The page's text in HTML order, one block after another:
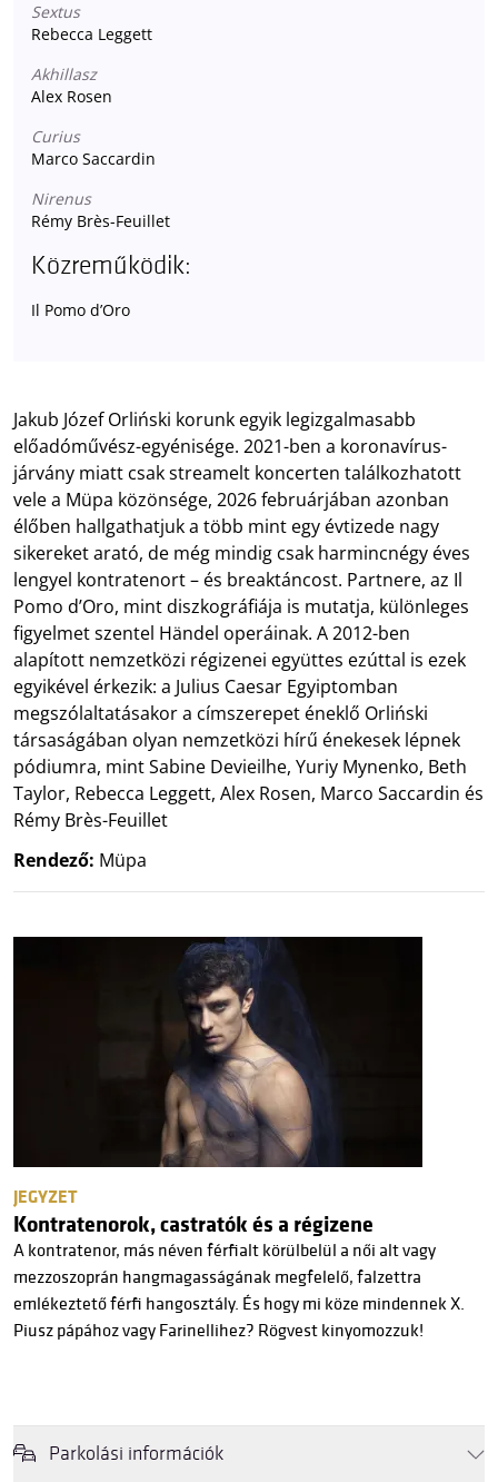
Sextus
Rebecca Leggett
Akhillasz
Alex Rosen
Curius
Marco Saccardin
Nirenus
Rémy Brès-Feuillet
Közreműködik:
Il Pomo d’Oro
Jakub Józef Orliński korunk egyik legizgalmasabb
előadóművész-egyénisége. 2021-ben a koronavírus-
járvány miatt csak streamelt koncerten találkozhatott
vele a Müpa közönsége, 2026 februárjában azonban
élőben hallgathatjuk a több mint egy évtizede nagy
sikereket arató, de még mindig csak harmincnégy éves
lengyel kontratenort – és breaktáncost. Partnere, az Il
Pomo d’Oro, mint diszkográfiája is mutatja, különleges
figyelmet szentel Händel operáinak. A 2012-ben
alapított nemzetközi régizenei együttes ezúttal is ezek
egyikével érkezik: a Julius Caesar Egyiptomban
megszólaltatásakor a címszerepet éneklő Orliński
társaságában olyan nemzetközi hírű énekesek lépnek
pódiumra, mint Sabine Devieilhe, Yuriy Mynenko, Beth
Taylor, Rebecca Leggett, Alex Rosen, Marco Saccardin és
Rémy Brès-Feuillet
Rendező: Müpa
JEGYZET
Kontratenorok, castratók és a régizene
A kontratenor, más néven férfialt körülbelül a női alt vagy
mezzoszoprán hangmagasságának megfelelő, falzettra
emlékeztető férfi hangosztály. És hogy mi köze mindennek X.
Piusz pápához vagy Farinellihez? Rögvest kinyomozzuk!
Parkolási információk